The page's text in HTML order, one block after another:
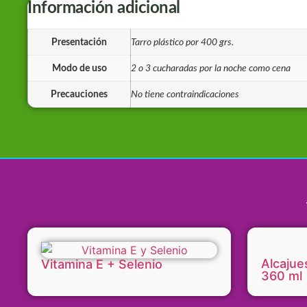
Información adicional
Presentación Tarro plástico por 400 grs.
Modo de uso 2 o 3 cucharadas por la noche como cena
Precauciones No tiene contraindicaciones
Vitamina E + Selenio
360 ml